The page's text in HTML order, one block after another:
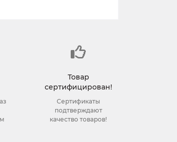
Товар
сертифицирован!
Сертификаты
подтверждают
качество товаров!